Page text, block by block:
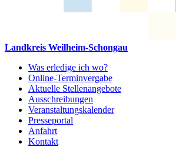
Landkreis Weilheim-Schongau
Was erledige ich wo?
Online-Terminvergabe
Aktuelle Stellenangebote
Ausschreibungen
Veranstaltungskalender
Presseportal
Anfahrt
Kontakt